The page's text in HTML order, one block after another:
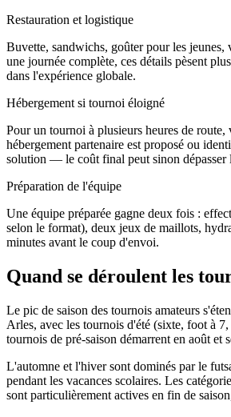
Restauration et logistique
Buvette, sandwichs, goûter pour les jeunes,
une journée complète, ces détails pèsent
dans l'expérience globale.
Hébergement si tournoi éloigné
Pour un tournoi à plusieurs heures de route,
hébergement partenaire est proposé ou
solution — le coût final peut sinon dépasser
Préparation de l'équipe
Une équipe préparée gagne deux fois :
selon le format), deux jeux de maillots,
minutes avant le coup d'envoi.
Quand se déroulent les
Le pic de saison des tournois amateurs
Arles, avec les tournois d'été (sixte, foot à
tournois de pré-saison démarrent en août et
L'automne et l'hiver sont dominés par le
pendant les vacances scolaires. Les
sont particulièrement actives en fin de